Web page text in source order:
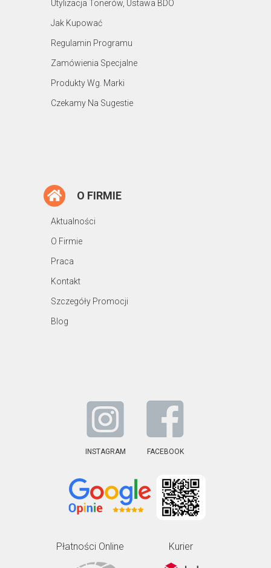
Utylizacja Tonerów, Ustawa BDO
Jak Kupować
Regulamin Programu
Zamówienia Specjalne
Produkty Wg. Marki
Czekamy Na Sugestie
O FIRMIE
Aktualności
O Firmie
Praca
Kontakt
Szczegóły Promocji
Blog
INSTAGRAM FACEBOOK
Płatności Online Kurier